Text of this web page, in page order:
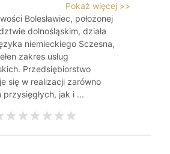
Pokaż więcej >>
Bolesławiec, położonej
dolnośląskim, działa
niemieckiego Sczesna,
zakres usług
Przedsiębiorstwo
się w realizacji zarówno
przysięgłych, jak i ...